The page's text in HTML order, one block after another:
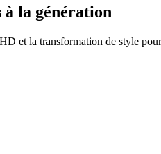
à la génération
et la transformation de style